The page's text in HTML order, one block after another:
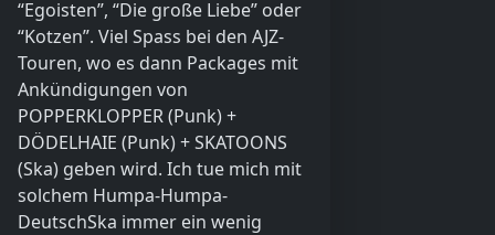
“Egoisten”, “Die große Liebe” oder
“Kotzen”. Viel Spass bei den AJZ-
Touren, wo es dann Packages mit
Ankündigungen von
POPPERKLOPPER (Punk) +
DÖDELHAIE (Punk) + SKATOONS
(Ska) geben wird. Ich tue mich mit
solchem Humpa-Humpa-
DeutschSka immer ein wenig